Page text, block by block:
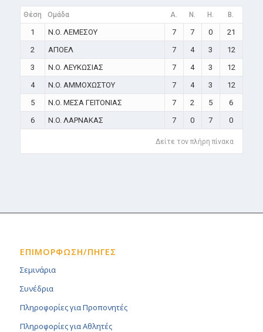
Θέση Ομάδα A. N. H. B.
1 N.O. ΛΕΜΕΣΟΥ 7 7 0
21
2
ΑΠΟΕΛ 7 4 3
12
3
N.O. ΛΕΥΚΩΣΙΑΣ 7 4 3
12
4
N.O. ΑΜΜΟΧΩΣΤΟΥ 7 4 3
12
5
N.O. ΜΕΣΑ ΓΕΙΤΟΝΙΑΣ 7 2 5
6
6
N.O. ΛΑΡΝΑΚΑΣ 7 0 7 0
Δείτε τον πλήρη πίνακα
ΕΠΙΜΟΡΦΩΣΗ/ΠΗΓΕΣ
Σεμινάρια
Συνέδρια
Πληροφορίες για Προπονητές
Πληροφορίες για Αθλητές